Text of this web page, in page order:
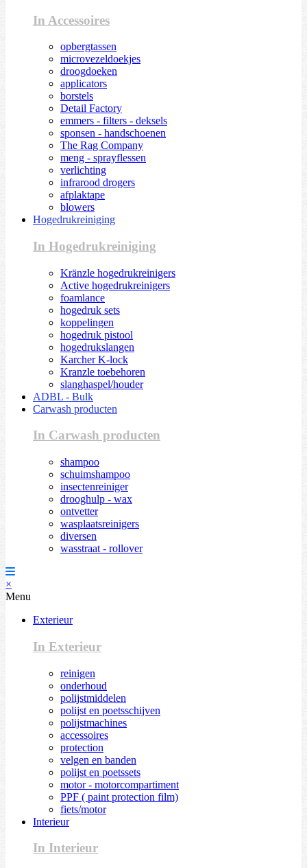
In Accessoires
opbergtassen
microvezeldoekjes
droogdoeken
applicators
borstels
Detail Factory
emmers - filters - deksels
sponsen - handschoenen
The Rag Company
meng - sprayflessen
verlichting
infrarood drogers
afplaktape
blowers
Hogedrukreiniging
In Hogedrukreiniging
Kränzle hogedrukreinigers
Active hogedrukreinigers
foamlance
hogedruk sets
koppelingen
hogedruk pistool
hogedrukslangen
Karcher K-lock
Kranzle toebehoren
slanghaspel/houder
ADBL - Bulk
Carwash producten
In Carwash producten
shampoo
schuimshampoo
insectenreiniger
drooghulp - wax
ontvetter
wasplaatsreinigers
diversen
wasstraat - rollover
×
Menu
Exterieur
In Exterieur
reinigen
onderhoud
polijstmiddelen
polijst en poetsschijven
polijstmachines
accessoires
protection
velgen en banden
polijst en poetssets
motor - motorcompartiment
PPF ( paint protection film)
fiets/motor
Interieur
In Interieur